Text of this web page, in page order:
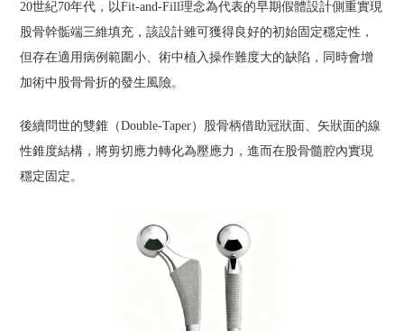
20世紀70年代，以Fit-and-Fill理念為代表的早期假體設計側重實現
股骨幹骺端三維填充，該設計雖可獲得良好的初始固定穩定性，
但存在適用病例範圍小、術中植入操作難度大的缺陷，同時會增
加術中股骨骨折的發生風險。
後續問世的雙錐（Double-Taper）股骨柄借助冠狀面、矢狀面的線
性錐度結構，將剪切應力轉化為壓應力，進而在股骨髓腔內實現
穩定固定。